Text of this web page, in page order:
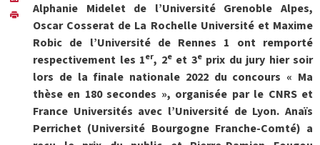
Alphanie Midelet de l’Université Grenoble Alpes,
Oscar Cosserat de La Rochelle Université et Maxime
Robic de l’Université de Rennes 1 ont remporté
respectivement les 1er, 2eet 3eprix du jury hier soir
lors de la finale nationale 2022 du concours « Ma
thèse en 180 secondes », organisée par le CNRS et
France Universités avec l’Université de Lyon. Anaïs
Perrichet (Université Bourgogne Franche-Comté) a